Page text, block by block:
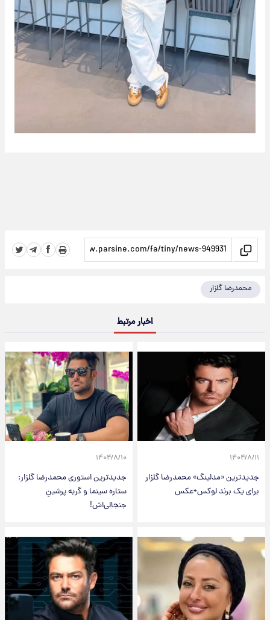
محمدرضا گلزار
اخبار مرتبط
۱۴۰۴/۸/۱۱
جدیدترین «مدلینگ» محمدرضا گلزار
برای یک برند لوکس+عکس
۱۴۰۴/۸/۱۰
جدیدترین استوری محمدرضا گلزار:
ستاره سینما و گربه پرشینِ
جنجالی‌اش!